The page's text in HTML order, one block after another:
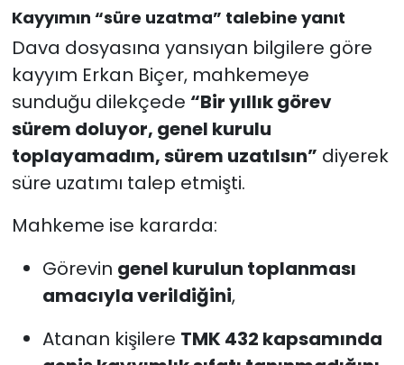
Kayyımın “süre uzatma” talebine yanıt
Dava dosyasına yansıyan bilgilere göre
kayyım Erkan Biçer, mahkemeye
sunduğu dilekçede “Bir yıllık görev
sürem doluyor, genel kurulu
toplayamadım, sürem uzatılsın” diyerek
süre uzatımı talep etmişti.
Mahkeme ise kararda:
Görevin genel kurulun toplanması
amacıyla verildiğini,
Atanan kişilere TMK 432 kapsamında